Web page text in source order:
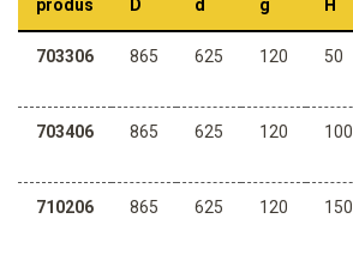
produs
D d g H
703306 865 625 120 50
703406 865 625 120 100
710206 865 625 120 150